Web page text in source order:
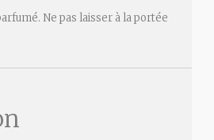
Ne pas laisser à la portée